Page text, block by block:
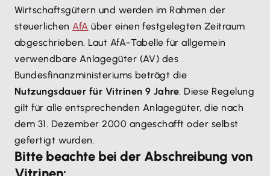
Wirtschaftsgütern und werden im Rahmen der
steuerlichenAfA über einen festgelegten Zeitraum
abgeschrieben. Laut AfA-Tabelle für allgemein
verwendbare Anlagegüter (AV) des
Bundesfinanzministeriums beträgt die
Nutzungsdauer für Vitrinen 9 Jahre. Diese Regelung
gilt für alle entsprechenden Anlagegüter, die nach
dem 31. Dezember 2000 angeschafft oder selbst
gefertigt wurden.
Bitte beachte bei der Abschreibung von